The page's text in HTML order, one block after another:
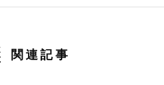
関連記事